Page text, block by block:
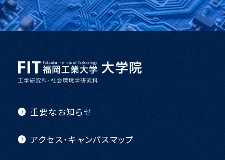
重要なお知らせ
アクセス・キャンパスマップ